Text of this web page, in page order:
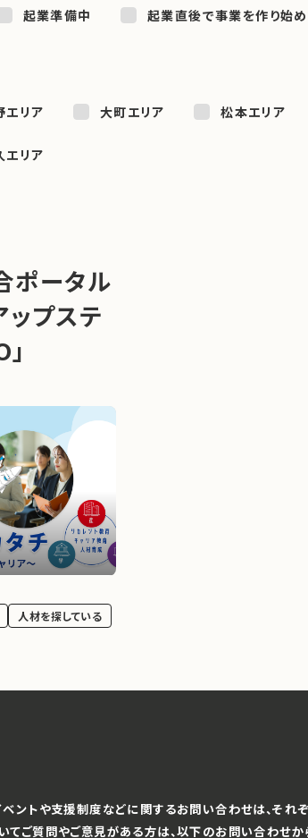
起業準備中 起業直後で事業を作り始
エリア 大町エリア 松本エリア
エリア
ポータル
ップステ
人材を探している
ントや支援制度などに関するお問い合わせは、それ
てご質問やご意見がある方は、以下のお問い合わせか